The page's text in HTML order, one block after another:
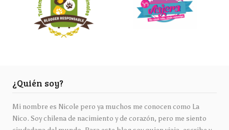
¿Quién soy?
Mi nombre es Nicole pero ya muchos me conocen como La
Nico. Soy chilena de nacimiento y de corazón, pero me siento